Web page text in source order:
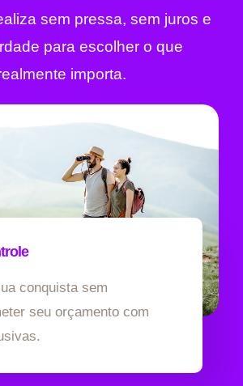
sem pressa, sem juros e
para escolher o que
importa.
conquista sem
seu orçamento com